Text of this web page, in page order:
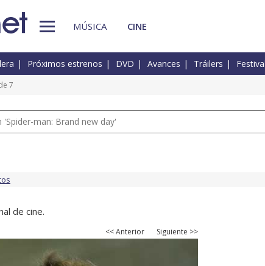
MÚSICA CINE
Próximos estrenos DVD Avances Tráilers
7
man: Brand new day'
de cine.
<< Anterior Siguiente >>